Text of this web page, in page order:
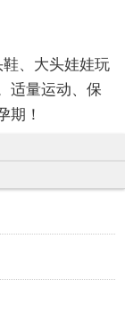
、大头娃娃玩
适量运动、保
期！